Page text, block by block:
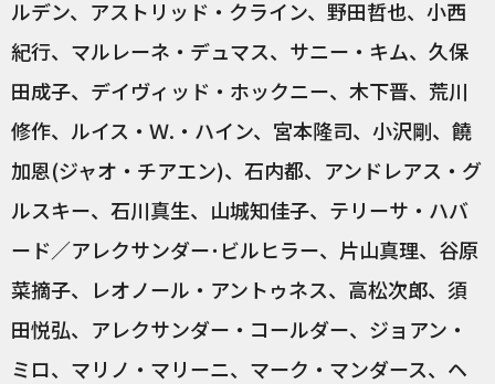
ルデン、アストリッド・クライン、野田哲也、小西
紀行、マルレーネ・デュマス、サニー・キム、久保
田成子、デイヴィッド・ホックニー、木下晋、荒川
修作、ルイス・Ｗ.・ハイン、宮本隆司、小沢剛、饒
加恩(ジャオ・チアエン)、石内都、アンドレアス・グ
ルスキー、石川真生、山城知佳子、テリーサ・ハバ
ード／アレクサンダー･ビルヒラー、片山真理、谷原
菜摘子、レオノール・アントゥネス、高松次郎、須
田悦弘、アレクサンダー・コールダー、ジョアン・
ミロ、マリノ・マリーニ、マーク・マンダース、ヘ